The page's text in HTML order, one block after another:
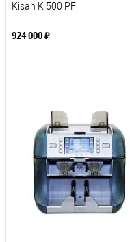
Kisan K 500 PF
924 000 ₽